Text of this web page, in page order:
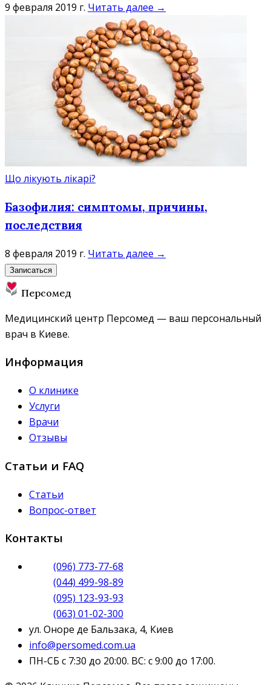
9 февраля 2019 г. Читать далее →
Що лікують лікарі?
Базофилия: симптомы, причины,
последствия
8 февраля 2019 г. Читать далее →
Записаться
Персомед
Медицинский центр Персомед — ваш персональный
врач в Киеве.
Информация
О клинике
Услуги
Врачи
Отзывы
Статьи и FAQ
Статьи
Вопрос-ответ
Контакты
(096) 773-77-68
(044) 499-98-89
(095) 123-93-93
(063) 01-02-300
ул. Оноре де Бальзака, 4, Киев
info@persomed.com.ua
ПН-СБ с 7:30 до 20:00. ВС: с 9:00 до 17:00.